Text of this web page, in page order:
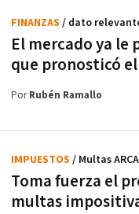
El mercado ya le
que pronosticó
FINANZAS / dato
PorRubén Ramallo
Toma fuerza el
multas
IMPUESTOS / Multas ARCA